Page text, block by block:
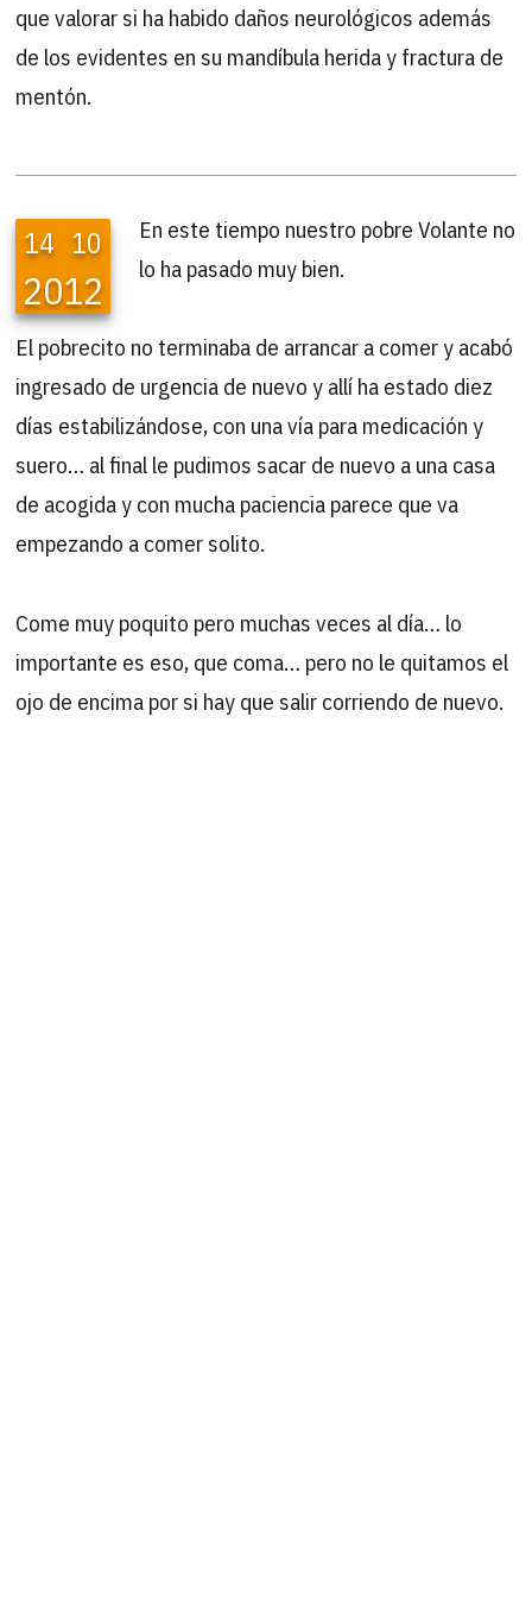
que valorar si ha habido daños neurológicos además
de los evidentes en su mandíbula herida y fractura de
mentón.
14 10
2012
En este tiempo nuestro pobre Volante no
lo ha pasado muy bien.
El pobrecito no terminaba de arrancar a comer y acabó
ingresado de urgencia de nuevo y allí ha estado diez
días estabilizándose, con una vía para medicación y
suero… al final le pudimos sacar de nuevo a una casa
de acogida y con mucha paciencia parece que va
empezando a comer solito.
Come muy poquito pero muchas veces al día… lo
importante es eso, que coma… pero no le quitamos el
ojo de encima por si hay que salir corriendo de nuevo.